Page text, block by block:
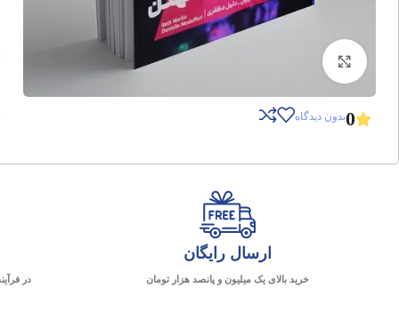
0بدون دیدگاه
ارسال رایگان
خرید بالای یک میلیون و پانصد هزار تومان در